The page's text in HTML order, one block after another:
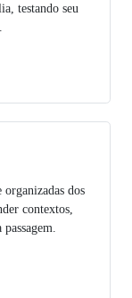
testando seu
organizadas dos
contextos,